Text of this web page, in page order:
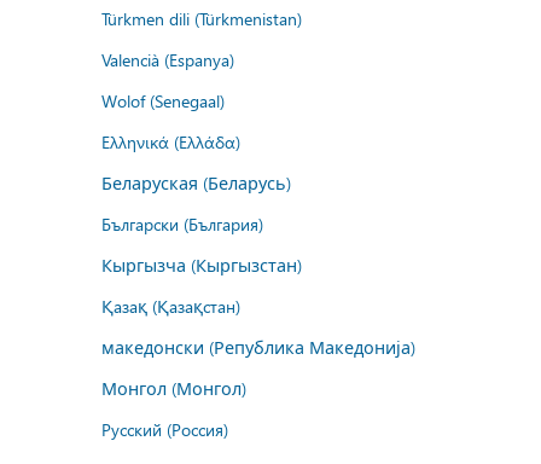
Türkmen dili (Türkmenistan)
Valencià (Espanya)
Wolof (Senegaal)
Ελληνικά (Ελλάδα)
Беларуская (Беларусь)
Български (България)
Кыргызча (Кыргызстан)
Қазақ (Қазақстан)
македонски (Република Македонија)
Монгол (Монгол)
Русский (Россия)